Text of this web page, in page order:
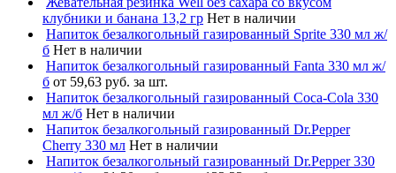
клубники и банана 13,2 гр Нет в наличии
Напиток безалкогольный газированный Sprite 330 мл ж/
б Нет в наличии
Напиток безалкогольный газированный Fanta 330 мл ж/
б от 59,63 руб. за шт.
Напиток безалкогольный газированный Coca-Cola 330
мл ж/б Нет в наличии
Напиток безалкогольный газированный Dr.Pepper
Cherry 330 мл Нет в наличии
Напиток безалкогольный газированный Dr.Pepper 330